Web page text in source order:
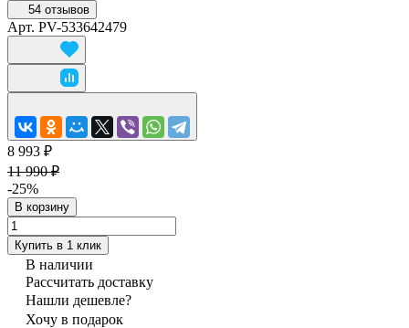
54 отзывов
Арт. PV-533642479
8 993 ₽
11 990 ₽
-25%
В корзину
Купить в 1 клик
В наличии
Рассчитать доставку
Нашли дешевле?
Хочу в подарок